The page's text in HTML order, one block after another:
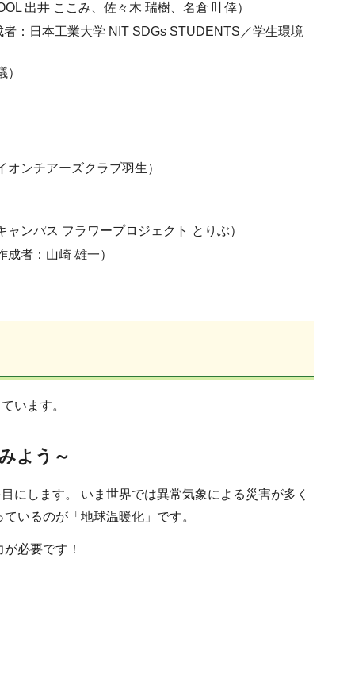
出井 ここみ、佐々木 瑞樹、名倉 叶倖）
者：日本工業大学 NIT SDGs STUDENTS／学生環境
オンチアーズクラブ羽生）
ャンパス フラワープロジェクト とりぶ）
成者：山崎 雄一）
います。
よう～
にします。 いま世界では異常気象による災害が多く
いるのが「地球温暖化」です。
必要です！